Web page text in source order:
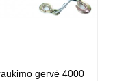
gervė 4000